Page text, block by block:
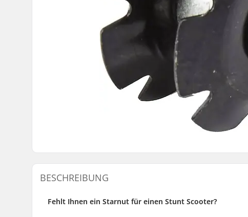
BESCHREIBUNG
Fehlt Ihnen ein Starnut für einen Stunt Scooter?